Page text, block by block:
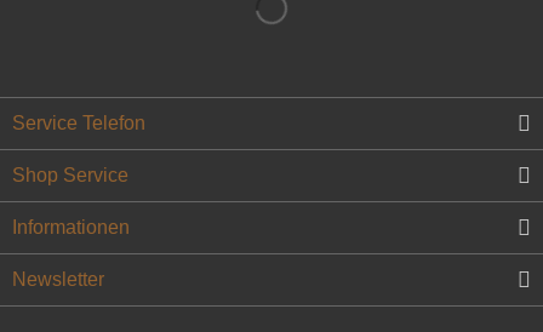
Service Telefon
Shop Service
Informationen
Newsletter